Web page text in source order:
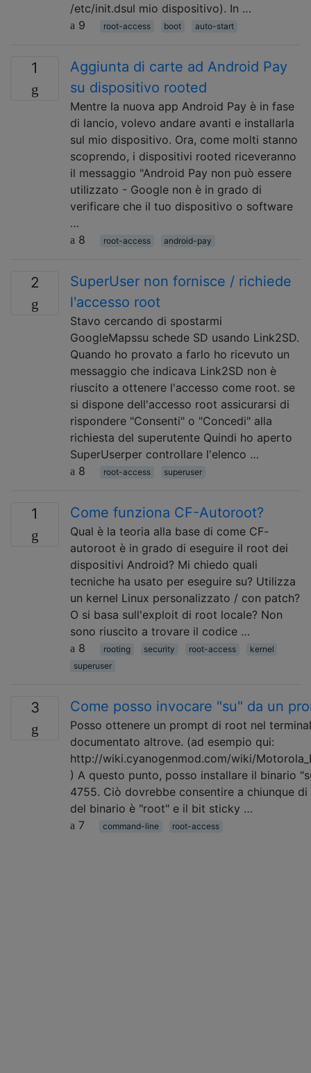
/etc/init.dsul mio dispositivo). In …
9
root-access boot auto-start
1
Aggiunta di carte ad Android Pay
su dispositivo rooted
Mentre la nuova app Android Pay è in fase
di lancio, volevo andare avanti e installarla
sul mio dispositivo. Ora, come molti stanno
scoprendo, i dispositivi rooted riceveranno
il messaggio "Android Pay non può essere
utilizzato - Google non è in grado di
verificare che il tuo dispositivo o software
…
8
root-access android-pay
2
SuperUser non fornisce / richiede
l'accesso root
Stavo cercando di spostarmi
GoogleMapssu schede SD usando Link2SD.
Quando ho provato a farlo ho ricevuto un
messaggio che indicava Link2SD non è
riuscito a ottenere l'accesso come root. se
si dispone dell'accesso root assicurarsi di
rispondere "Consenti" o "Concedi" alla
richiesta del superutente Quindi ho aperto
SuperUserper controllare l'elenco …
8
root-access superuser
1 Come funziona CF-Autoroot?
Qual è la teoria alla base di come CF-
autoroot è in grado di eseguire il root dei
dispositivi Android? Mi chiedo quali
tecniche ha usato per eseguire su? Utilizza
un kernel Linux personalizzato / con patch?
O si basa sull'exploit di root locale? Non
sono riuscito a trovare il codice …
8
rooting security root-access
kernel
superuser
3 Come posso invocare "su" da un
Posso ottenere un prompt di root nel
documentato altrove. (ad esempio qui:
http://wiki.cyanogenmod.com/wiki/
) A questo punto, posso installare il binario
4755. Ciò dovrebbe consentire a chiunque
del binario è "root" e il bit sticky …
7
command-line root-access